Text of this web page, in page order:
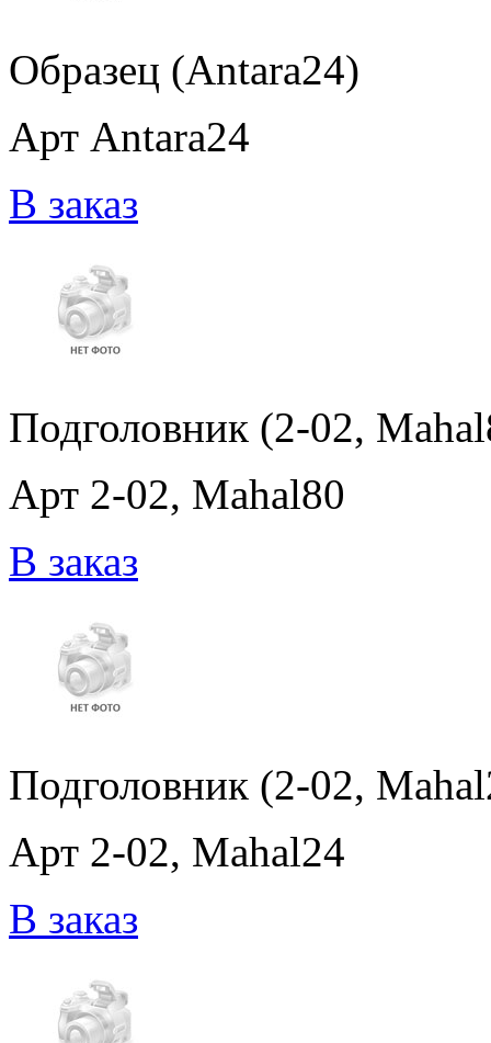
Образец (Antara24)
Арт Antara24
В заказ
Подголовник (2-02,
Арт 2-02, Mahal80
В заказ
Подголовник (2-02,
Арт 2-02, Mahal24
В заказ